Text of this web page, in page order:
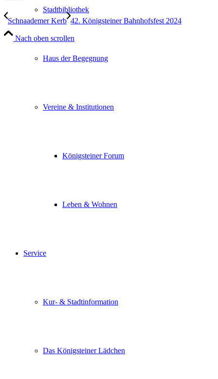
Stadtbibliothek
Haus der Begegnung
Vereine & Institutionen
Königsteiner Forum
Leben & Wohnen
Service
Kur- & Stadtinformation
Das Königsteiner Lädchen
Schnaademer Kerb 42. Königsteiner Bahnhofsfest 2024
Nach oben scrollen